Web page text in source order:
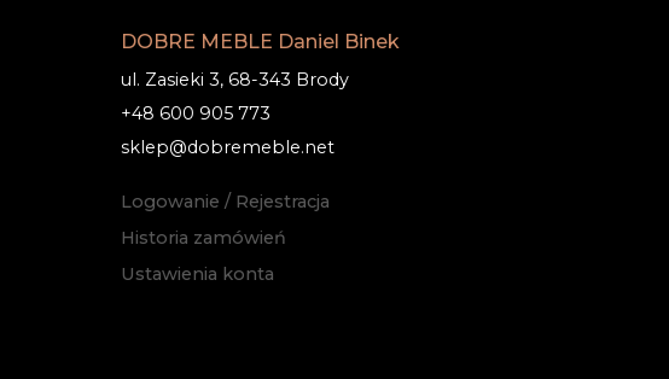
DOBRE MEBLE Daniel Binek
ul. Zasieki 3, 68-343 Brody
+48 600 905 773
sklep@dobremeble.net
Logowanie / Rejestracja
Historia zamówień
Ustawienia konta